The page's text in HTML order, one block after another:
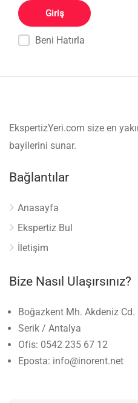
Beni Hatırla
EkspertizYeri.com size en
bayilerini sunar.
Bağlantılar
Anasayfa
Ekspertiz Bul
İletişim
Bize Nasıl Ulaşırsınız?
Boğazkent Mh. Akdeniz Cd.
Serik / Antalya
Ofis: 0542 235 67 12
Eposta: info@inorent.net